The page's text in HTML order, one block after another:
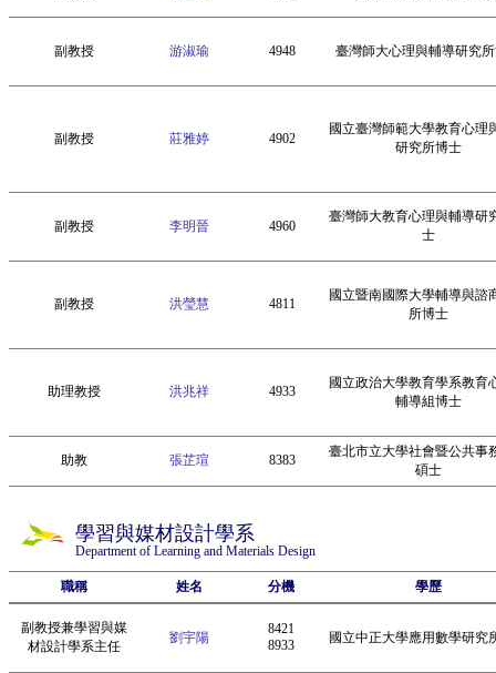
副教授 游淑瑜 4948 臺灣師大心理與輔導研究
副教授 莊雅婷 4902
國立臺灣師範大學教育心理
研究所博士
副教授 李明晉 4960
臺灣師大教育心理與輔導研
士
副教授 洪瑩慧 4811
國立暨南國際大學輔導與諮
所博士
助理教授 洪兆祥 4933
國立政治大學教育學系教育
輔導組博士
助教 張芷瑄 8383
臺北市立大學社會暨公共事
碩士
學習與媒材設計學系
Department of Learning and Materials Design
職稱 姓名 分機 學歷
副教授兼學習與媒
材設計學系主任
劉宇陽
8421
8933
國立中正大學應用數學研究